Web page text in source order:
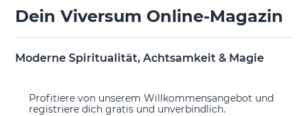
Dein Viversum Online-Magazin
Moderne Spiritualität, Achtsamkeit & Magie
Profitiere von unserem Willkommensangebot und
registriere dich gratis und unverbindlich.